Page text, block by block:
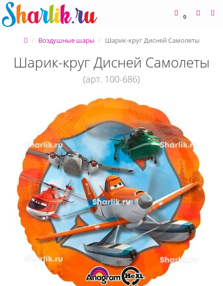
0
Воздушные шары Шарик-круг Дисней Самолеты
Шарик-круг Дисней Самолеты
(арт. 100-686)